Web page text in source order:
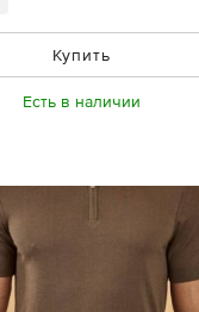
Купить
Есть в наличии